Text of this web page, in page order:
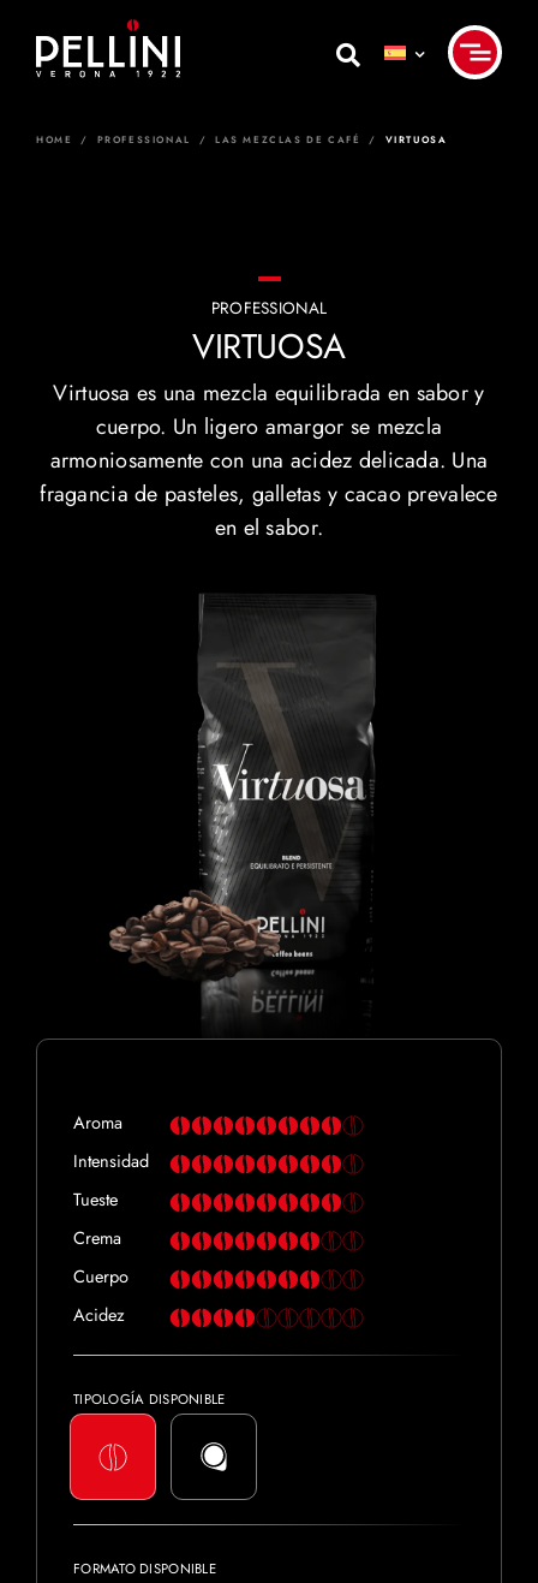
content
HOME / PROFESSIONAL / LAS MEZCLAS DE CAFÉ / VIRTUOSA
PROFESSIONAL
VIRTUOSA
Virtuosa es una mezcla equilibrada en sabor y
cuerpo. Un ligero amargor se mezcla
armoniosamente con una acidez delicada. Una
fragancia de pasteles, galletas y cacao prevalece
en el sabor.
Aroma
Intensidad
Tueste
Crema
Cuerpo
Acidez
TIPOLOGÍA DISPONIBLE
FORMATO DISPONIBLE